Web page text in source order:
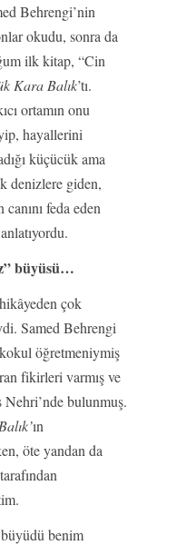
Behrengi’nin
okudu, sonra da
ilk kitap, “Cin
Kara Balık’tı.
ortamın onu
hayallerini
küçücük ama
denizlere giden,
feda eden
büyüsü…
çok
Samed Behrengi
öğretmeniymiş
fikirleri varmış ve
bulunmuş.
ın
öte yandan da
benim